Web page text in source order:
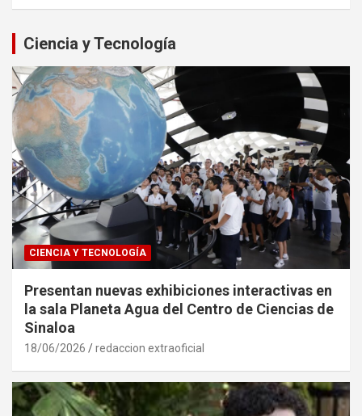
Ciencia y Tecnología
CIENCIA Y TECNOLOGÍA
Presentan nuevas exhibiciones interactivas en
la sala Planeta Agua del Centro de Ciencias de
Sinaloa
18/06/2026 redaccion extraoficial